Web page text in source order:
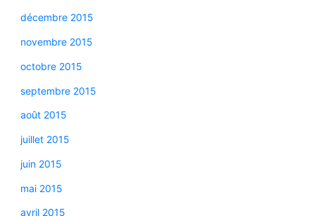
décembre 2015
novembre 2015
octobre 2015
septembre 2015
août 2015
juillet 2015
juin 2015
mai 2015
avril 2015